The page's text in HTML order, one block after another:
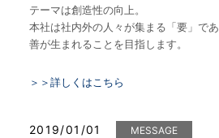
テーマは創造性の向上。
本社は社内外の人々が集まる「要」で
善が生まれることを目指します。
＞＞詳しくはこちら
2019/01/01 MESSAGE